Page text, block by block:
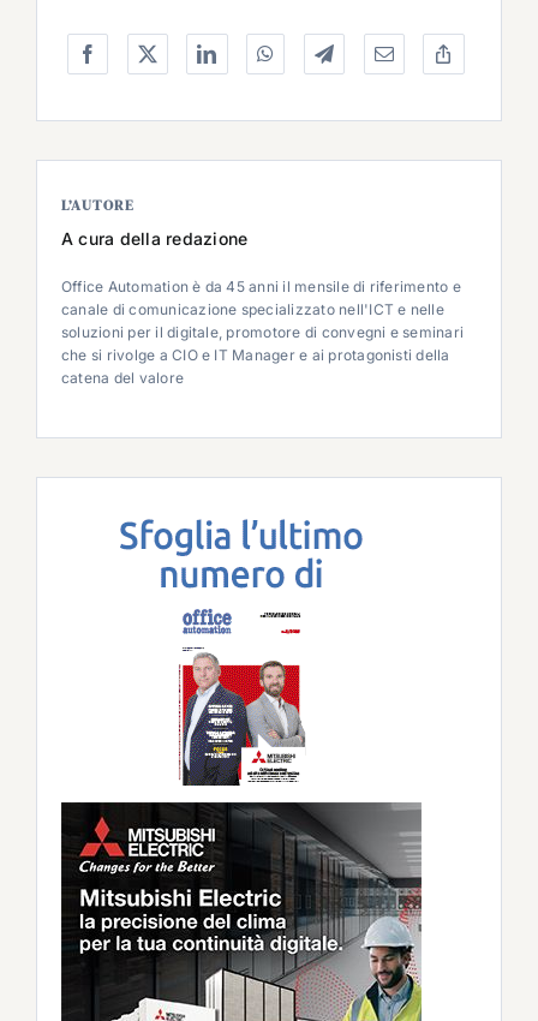
L’AUTORE
A cura della redazione
Office Automation è da 45 anni il mensile di riferimento e
canale di comunicazione specializzato nell'ICT e nelle
soluzioni per il digitale, promotore di convegni e seminari
che si rivolge a CIO e IT Manager e ai protagonisti della
catena del valore